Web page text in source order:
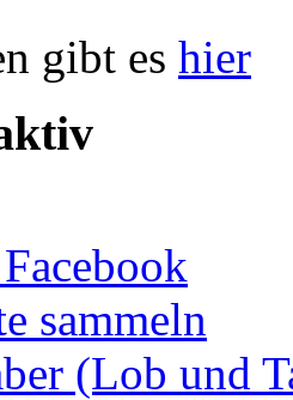
gibt es hier
sammeln
(Lob und